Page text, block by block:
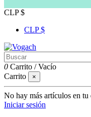
CLP $
CLP $
0 Carrito /Vacío
Carrito
×
No hay más artículos en tu
Iniciar sesión